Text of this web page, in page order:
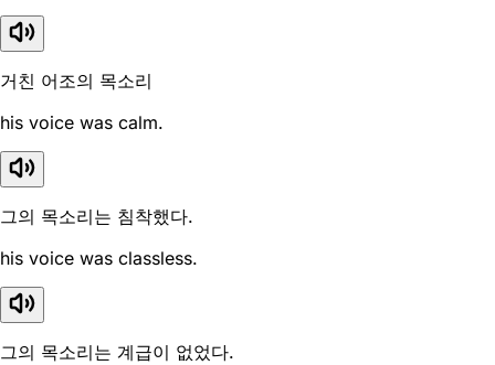
거친 어조의 목소리
his voice was calm.
그의 목소리는 침착했다.
his voice was classless.
그의 목소리는 계급이 없었다.